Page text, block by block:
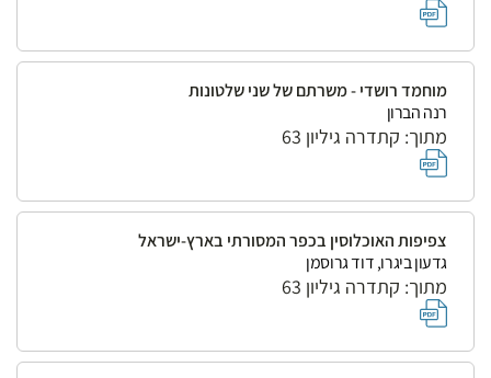
מוחמד רושדי - משרתם של שני שלטונות
רנה הברון
מתוך: קתדרה גיליון 63
צפיפות האוכלוסין בכפר המסורתי בארץ-ישראל
גדעון ביגרו, דוד גרוסמן
מתוך: קתדרה גיליון 63